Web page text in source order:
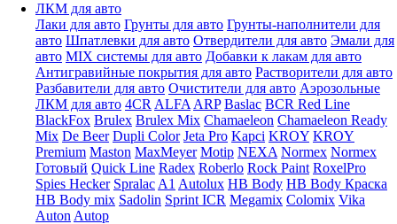
ЛКМ для авто
Лаки для авто Грунты для авто Грунты-наполнители для
авто Шпатлевки для авто Отвердители для авто Эмали для
авто MIX системы для авто Добавки к лакам для авто
Антигравийные покрытия для авто Растворители для авто
Разбавители для авто Очистители для авто Аэрозольные
ЛКМ для авто 4CR ALFA ARP Baslac BCR Red Line
BlackFox Brulex Brulex Mix Chamaeleon Chamaeleon Ready
Mix De Beer Dupli Color Jeta Pro Kapci KROY KROY
Premium Maston MaxMeyer Motip NEXA Normex Normex
Готовый Quick Line Radex Roberlo Rock Paint RoxelPro
Spies Hecker Spralac A1 Autolux HB Body HB Body Краска
HB Body mix Sadolin Sprint ICR Megamix Colomix Vika
Auton Autop